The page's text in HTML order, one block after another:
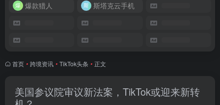
爆款猎人
斯塔克云手机
首页 • 跨境资讯 • TikTok头条 • 正文
美国参议院审议新法案，TikTok或迎来新转